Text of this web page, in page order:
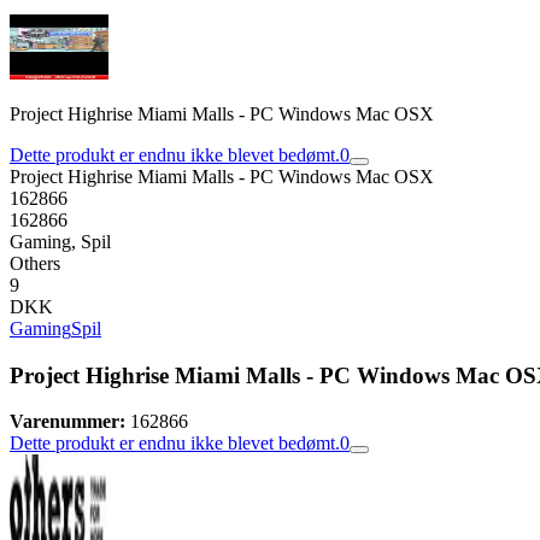
Project Highrise Miami Malls - PC Windows Mac OSX
Dette produkt er endnu ikke blevet bedømt.0
Project Highrise Miami Malls - PC Windows Mac OSX
162866
162866
Gaming, Spil
Others
9
DKK
GamingSpil
Project Highrise Miami Malls - PC Windows Mac
Varenummer: 162866
Dette produkt er endnu ikke blevet bedømt.0